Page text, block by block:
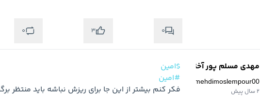
0
3
0
مهدی مسلم پور آخته خانه
mehdimoslempour00
2 سال پیش
$امین
#امین
فکر کنم بیشتر از این جا برای ریزش نباشه باید منتظر